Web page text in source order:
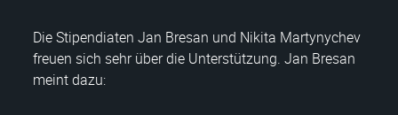
Die Stipendiaten Jan Bresan und Nikita Martynychev
freuen sich sehr über die Unterstützung. Jan Bresan
meint dazu: